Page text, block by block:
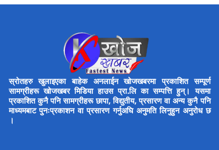
स्रोतहरु खुलाइएका बाहेक अनलाईन खोजखबरमा प्रकाशित सम्पूर्ण
सामग्रीहरू खोजखबर मिडिया हाउस प्रा.लि का सम्पत्ति हुन्। यसमा
प्रकाशित कुनै पनि सामग्रीहरू छापा, विद्युतीय, प्रसारण वा अन्य कुनै पनि
माध्यमबाट पुनःप्रकाशन वा प्रसारण गर्नुअघि अनुमति लिनुहुन अनुरोध छ
।